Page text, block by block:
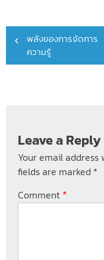
Post
navigation
พลังของการจัดการ
ความรู้
Leave a Reply
Your email address
fields are marked *
Comment *